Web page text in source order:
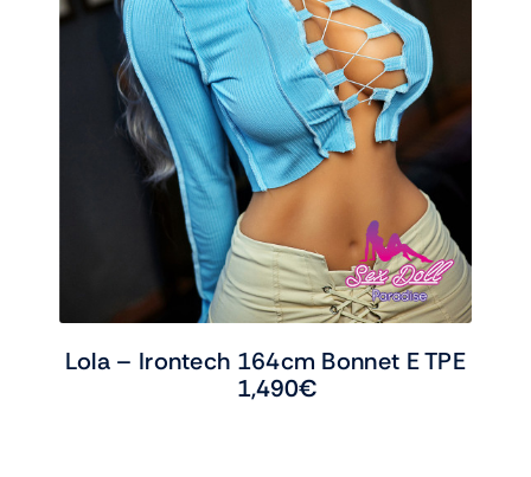
Lola – Irontech 164cm Bonnet E TPE
1,490€